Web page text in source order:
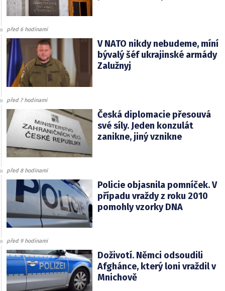
před 6 hodinami
V NATO nikdy nebudeme, míní
bývalý šéf ukrajinské armády
Zalužnyj
před 7 hodinami
Česká diplomacie přesouvá
své síly. Jeden konzulát
zanikne, jiný vznikne
před 8 hodinami
Policie objasnila pomníček. V
případu vraždy z roku 2010
pomohly vzorky DNA
před 9 hodinami
Doživotí. Němci odsoudili
Afghánce, který loni vraždil v
Mnichově